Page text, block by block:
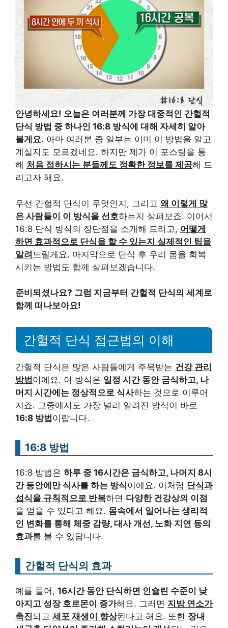
안녕하세요! 오늘은 여러분께 가장 대중적인 간헐적
단식 방법 중 하나인 16:8 방식에 대해 자세히 알아
볼게요. 아마 여러분 중 일부는 이미 이 방법을 알고
계실지도 모르겠네요. 하지만 제가 이 포스팅을 통
해 처음 접하시는 분들께도 정확한 정보를 제공해 드
리고자 해요.
우선 간헐적 단식이 무엇인지, 그리고 왜 이렇게 많
은 사람들이 이 방식을 선호하는지 살펴보죠. 이어서
16:8 단식 방식의 장단점을 소개해 드리고, 어떻게
하면 효과적으로 단식을 할 수 있는지 실제적인 팁을
알려 드릴게요. 마지막으로 단식 후 우리 몸을 회복
시키는 방법도 함께 살펴보겠습니다.
준비되셨나요? 그럼 지금부터 간헐적 단식의 세계로
함께 떠나보아요!
간헐적 단식 접근법의 이해
간헐적 단식은 많은 사람들에게 주목받는 건강 관리
방법 이에요. 이 방식은 일정 시간 동안 금식하고, 나
머지 시간에는 정상적으로 식사하는 것으로 이루어
지죠. 그중에서도 가장 널리 알려진 방식이 바로
16:8 방법 이랍니다.
16:8 방법
16:8 방법은 하루 중 16시간은 금식하고, 나머지 8시
간 동안에만 식사를 하는 방식이에요. 이처럼 단식과
섭식을 규칙적으로 반복하면 다양한 건강상의 이점
을 얻을 수 있다고 해요. 몸속에서 일어나는 생리적
인 변화를 통해 체중 감량, 대사 개선, 노화 지연 등의
효과를 볼 수 있답니다.
간헐적 단식의 효과
예를 들어, 16시간 동안 단식하면 인슐린 수준이 낮
아지고 성장 호르몬이 증가해요. 그러면 지방 연소가
촉진되고 세포 재생이 향상된다고 해요. 또한 장내